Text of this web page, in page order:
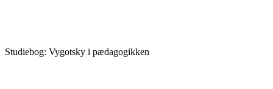
Studiebog: Vygotsky i pædagogikken